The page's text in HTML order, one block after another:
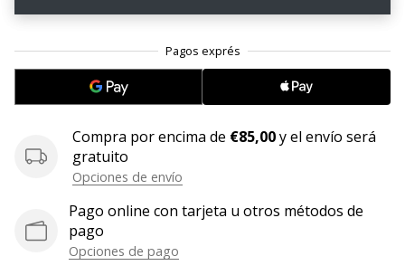
Weplayvolleyball!
jugón?
queremos
en
nuestro
Compra por encima de €85,00y el envío será
gratuito
Opciones de envío
Pago online con tarjeta u otros métodos de
pago
Opciones de pago